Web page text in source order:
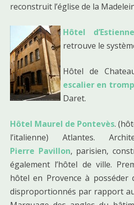
reconstruit l’église de la
Hôtel
retrouve le
Hôtel de
escalier en
Daret.
Hôtel Maurel de Pontevès.
l’italienne) Atlantes.
Pierre Pavillon, parisien,
également l’hôtel de ville.
hôtel en Provence à posséder
disproportionnés par rapport